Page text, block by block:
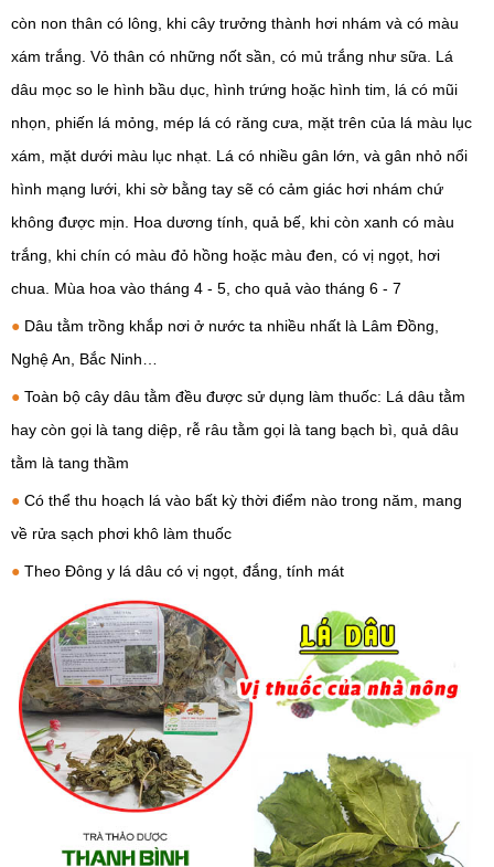
còn non thân có lông, khi cây trưởng thành hơi nhám và có màu
xám trắng. Vỏ thân có những nốt sần, có mủ trắng như sữa. Lá
dâu mọc so le hình bầu dục, hình trứng hoặc hình tim, lá có mũi
nhọn, phiến lá mỏng, mép lá có răng cưa, mặt trên của lá màu lục
xám, mặt dưới màu lục nhạt. Lá có nhiều gân lớn, và gân nhỏ nổi
hình mạng lưới, khi sờ bằng tay sẽ có cảm giác hơi nhám chứ
không được mịn. Hoa dương tính, quả bế, khi còn xanh có màu
trắng, khi chín có màu đỏ hồng hoặc màu đen, có vị ngọt, hơi
chua. Mùa hoa vào tháng 4 - 5, cho quả vào tháng 6 - 7
● Dâu tằm trồng khắp nơi ở nước ta nhiều nhất là Lâm Đồng,
Nghệ An, Bắc Ninh…
● Toàn bộ cây dâu tằm đều được sử dụng làm thuốc: Lá dâu tằm
hay còn gọi là tang diệp, rễ râu tằm gọi là tang bạch bì, quả dâu
tằm là tang thầm
● Có thể thu hoạch lá vào bất kỳ thời điểm nào trong năm, mang
về rửa sạch phơi khô làm thuốc
● Theo Đông y lá dâu có vị ngọt, đắng, tính mát